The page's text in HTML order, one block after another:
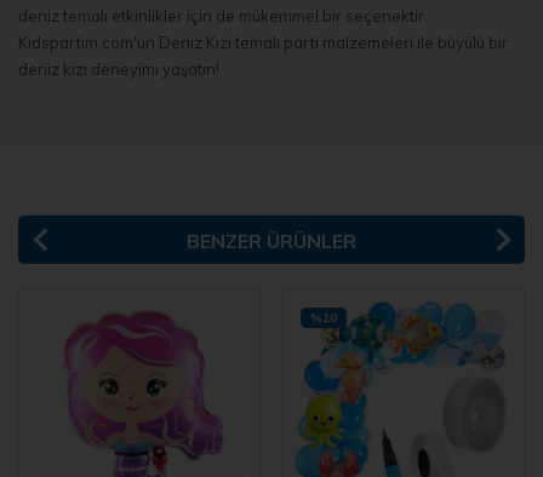
deniz temalı etkinlikler için de mükemmel bir seçenektir.
Kidspartim.com'un Deniz Kızı temalı parti malzemeleri ile büyülü bir
deniz kızı deneyimi yaşatın!
BENZER ÜRÜNLER
%20